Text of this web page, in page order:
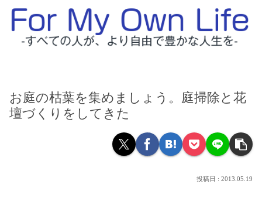
お庭の枯葉を集めましょう。庭掃除と花
壇づくりをしてきた
2013.05.19